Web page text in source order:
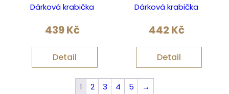
Dárková krabička
439Kč
Detail
Dárková krabička
442 Kč
Detail
1 2 3 4 5 →